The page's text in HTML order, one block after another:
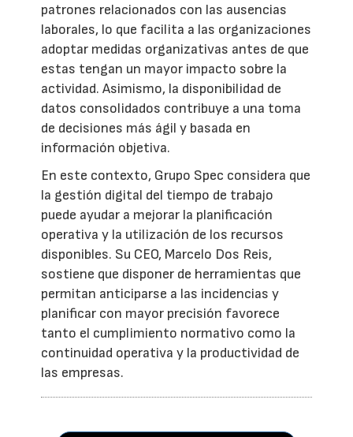
patrones relacionados con las ausencias
laborales, lo que facilita a las organizaciones
adoptar medidas organizativas antes de que
estas tengan un mayor impacto sobre la
actividad. Asimismo, la disponibilidad de
datos consolidados contribuye a una toma
de decisiones más ágil y basada en
información objetiva.
En este contexto, Grupo Spec considera que
la gestión digital del tiempo de trabajo
puede ayudar a mejorar la planificación
operativa y la utilización de los recursos
disponibles. Su CEO, Marcelo Dos Reis,
sostiene que disponer de herramientas que
permitan anticiparse a las incidencias y
planificar con mayor precisión favorece
tanto el cumplimiento normativo como la
continuidad operativa y la productividad de
las empresas.